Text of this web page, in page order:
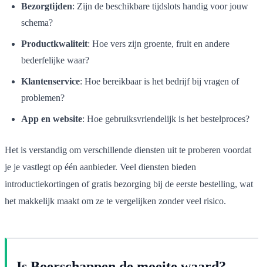
Bezorgtijden: Zijn de beschikbare tijdslots handig voor jouw
schema?
Productkwaliteit: Hoe vers zijn groente, fruit en andere
bederfelijke waar?
Klantenservice: Hoe bereikbaar is het bedrijf bij vragen of
problemen?
App en website: Hoe gebruiksvriendelijk is het bestelproces?
Het is verstandig om verschillende diensten uit te proberen voordat
je je vastlegt op één aanbieder. Veel diensten bieden
introductiekortingen of gratis bezorging bij de eerste bestelling, wat
het makkelijk maakt om ze te vergelijken zonder veel risico.